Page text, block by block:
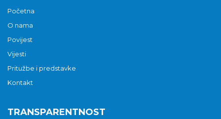
Početna
O nama
Povijest
Vijesti
Pritužbe i predstavke
Kontakt
TRANSPARENTNOST